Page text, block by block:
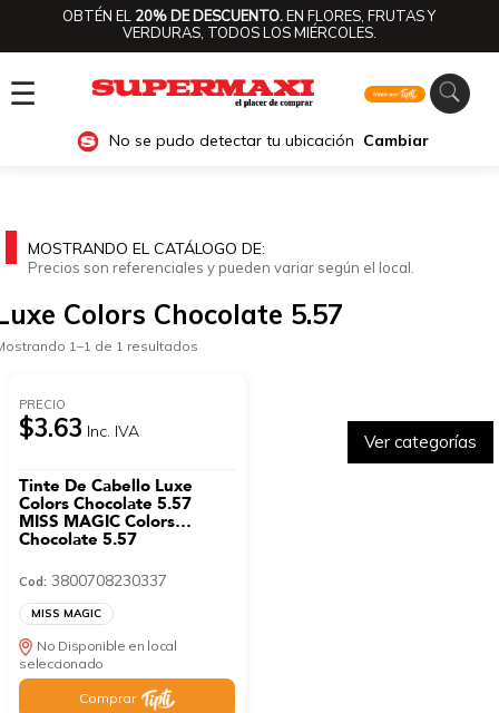
OBTÉN EL 20% DE DESCUENTO.EN FLORES, FRUTAS Y
VERDURAS, TODOS LOS MIÉRCOLES.
☰
No se pudo detectar tu ubicación Cambiar
Ver categorías
MOSTRANDO EL CATÁLOGO DE:
Precios son referenciales y pueden variar según el local.
Colors Chocolate 5.57
1–1 de 1 resultados
PRECIO
$3.63 Inc. IVA
Tinte De Cabello Luxe
Colors Chocolate 5.57
MISS MAGIC Colors
Chocolate 5.57
Cod: 3800708230337
MISS MAGIC
No Disponible en local
seleccionado
Comprar